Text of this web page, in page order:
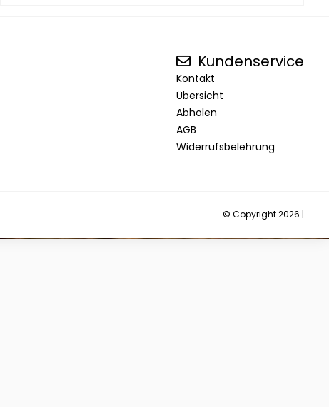
Kundenservice
Kontakt
Übersicht
Abholen
AGB
Widerrufsbelehrung
© Copyright 2026 |